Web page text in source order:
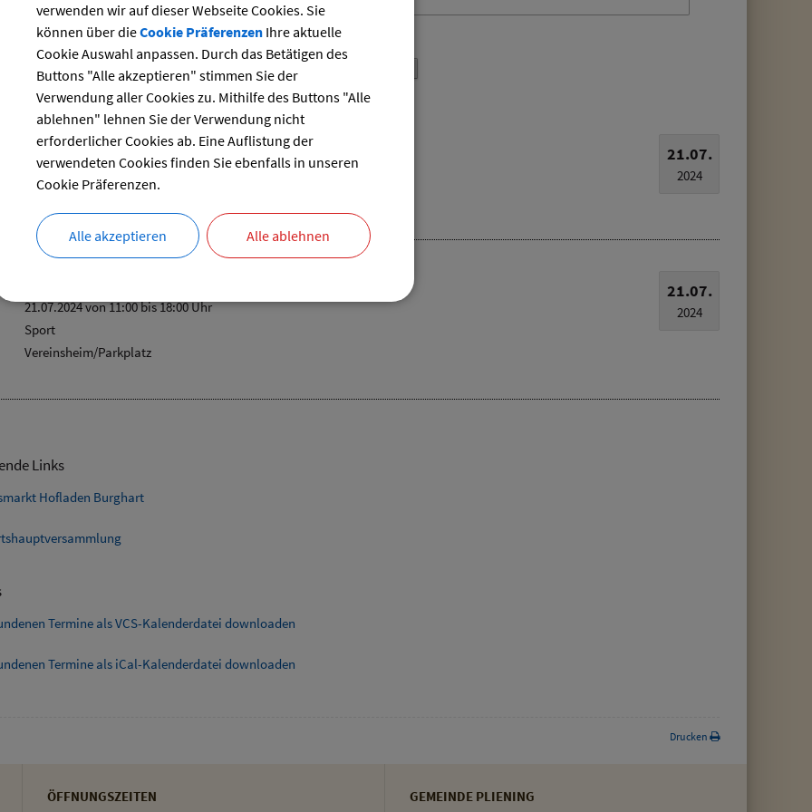
reset
21.07.
2024
Mannschaftsmeisterschaften U9/U19
21.07.2024
Sport
21.07.
2024
mit Krieger+u. Soldatenverein
21.07.2024 von 11:00bis 18:00 Uhr
Sport
Vereinsheim/Parkplatz
Links
Hofladen Burghart
Termine als VCS-Kalenderdatei downloaden
Termine als iCal-Kalenderdatei downloaden
Drucken
ÖFFNUNGSZEITEN GEMEINDE PLIENING
verwenden wir auf dieser Webseite Cookies. Sie
können über dieCookie PräferenzenIhre aktuelle
Cookie Auswahl anpassen. Durch das Betätigen des
Buttons "Alle akzeptieren" stimmen Sie der
Verwendung aller Cookies zu. Mithilfe des Buttons "Alle
ablehnen" lehnen Sie der Verwendung nicht
erforderlicher Cookies ab. Eine Auflistung der
verwendeten Cookies finden Sie ebenfalls in unseren
Cookie Präferenzen.
Alle akzeptieren Alle ablehnen